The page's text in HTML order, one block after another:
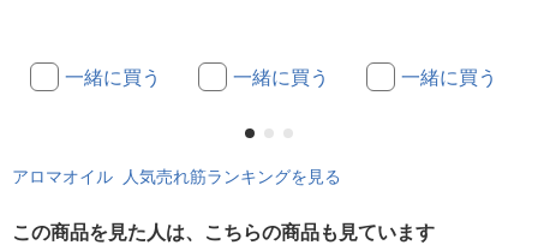
一緒に買う 一緒に買う 一緒に買う
アロマオイル 人気売れ筋ランキングを見る
この商品を見た人は、こちらの商品も見ています